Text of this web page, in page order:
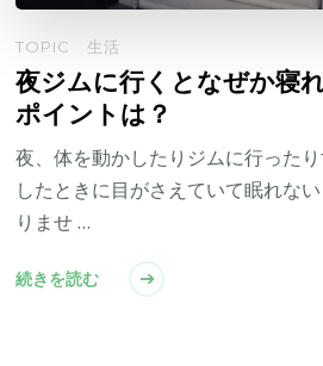
TOPIC 生活
夜ジムに行くとなぜか寝
ポイントは？
夜、体を動かしたりジムに行った
したときに目がさえていて眠れな
りませ …
続きを読む